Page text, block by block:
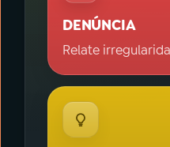
DENÚNCIA
Relate